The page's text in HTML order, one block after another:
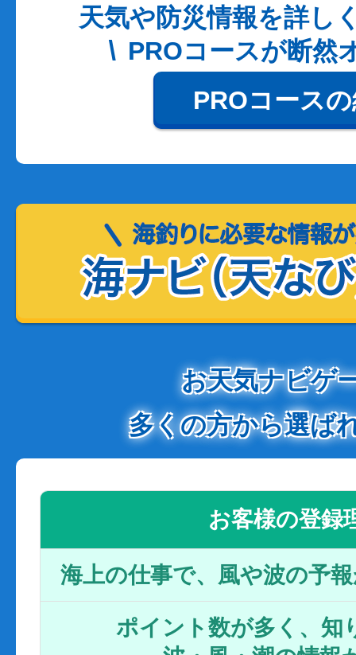
天気や防災情報を詳し
PROコースが断然
PROコース
お天気ナビゲ
多くの方から選ば
お客様の登録
海上の仕事で、風や波の予
ポイント数が多く、知